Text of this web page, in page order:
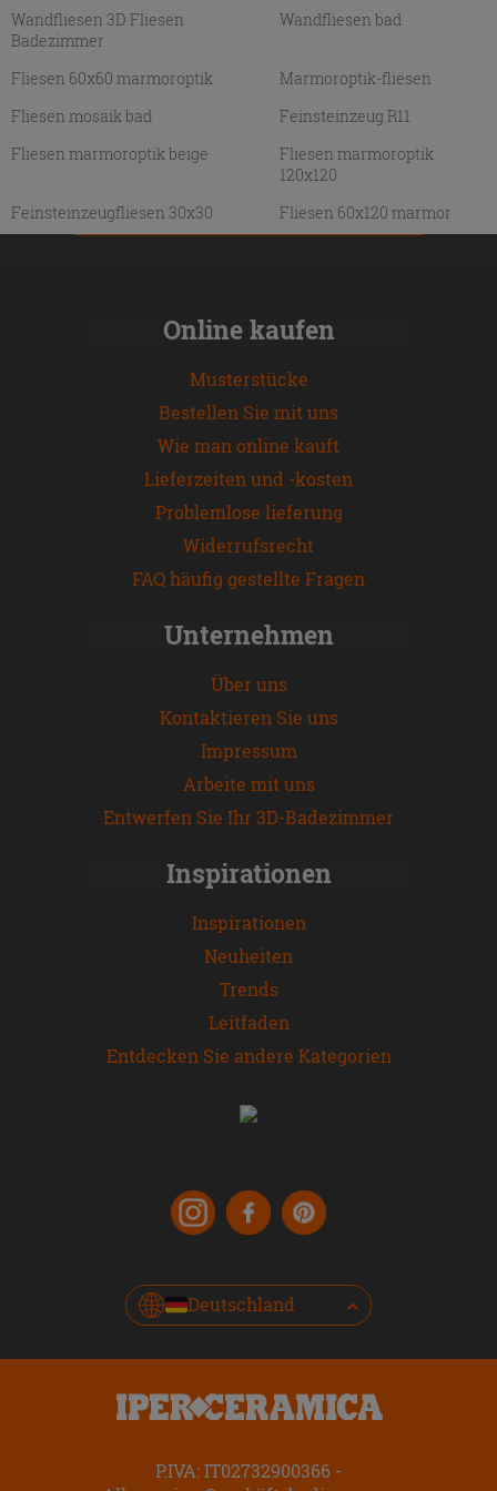
Wandfliesen 3D Fliesen
Badezimmer
Wandfliesen bad
Fliesen 60x60 marmoroptik
Marmoroptik-fliesen
Fliesen mosaik bad
Feinsteinzeug R11
Fliesen marmoroptik beige
Fliesen marmoroptik
120x120
Feinsteinzeugfliesen 30x30
Fliesen 60x120 marmor
Online kaufen
Musterstücke
Bestellen Sie mit uns
Wie man online kauft
Lieferzeiten und -kosten
Problemlose lieferung
Widerrufsrecht
FAQ häufig gestellte Fragen
Unternehmen
Über uns
Kontaktieren Sie uns
Impressum
Arbeite mit uns
Entwerfen Sie Ihr 3D-Badezimmer
Inspirationen
Inspirationen
Neuheiten
Trends
Leitfaden
Entdecken Sie andere Kategorien
Deutschland
P.IVA: IT02732900366